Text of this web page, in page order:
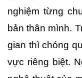
nghiệm từng
bản thân mình.
gian thì chóng
vực riêng biệt.